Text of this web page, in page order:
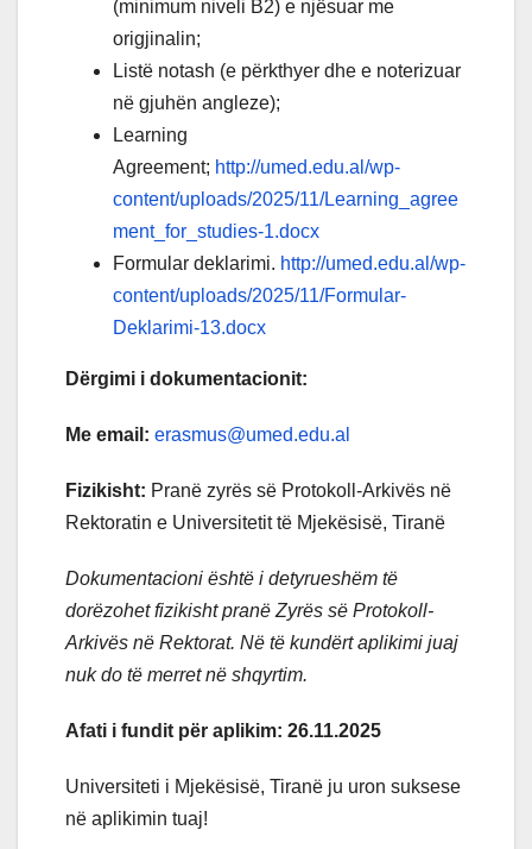
(minimum niveli B2) e njësuar me
origjinalin;
Listë notash (e përkthyer dhe e noterizuar
në gjuhën angleze);
Learning
Agreement; http://umed.edu.al/wp-
content/uploads/2025/11/Learning_agree
ment_for_studies-1.docx
Formular deklarimi. http://umed.edu.al/wp-
content/uploads/2025/11/Formular-
Deklarimi-13.docx
Dërgimi i dokumentacionit:
Me email: erasmus@umed.edu.al
Fizikisht: Pranë zyrës së Protokoll-Arkivës në
Rektoratin e Universitetit të Mjekësisë, Tiranë
Dokumentacioni është i detyrueshëm të
dorëzohet fizikisht pranë Zyrës së Protokoll-
Arkivës në Rektorat. Në të kundërt aplikimi juaj
nuk do të merret në shqyrtim.
Afati i fundit për aplikim: 26.11.2025
Universiteti i Mjekësisë, Tiranë ju uron suksese
në aplikimin tuaj!